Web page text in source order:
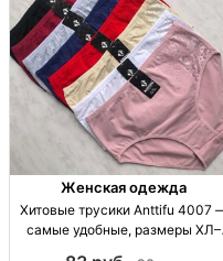
Женская одежда
Хитовые трусики Anttifu 4007
самые удобные, размеры ХЛ–